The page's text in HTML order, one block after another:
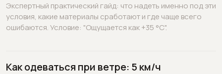
Экспертный практический гайд: что надеть именно под эти
условия, какие материалы сработают и где чаще всего
ошибаются. Условие: "Ощущается как +35 °C".
Как одеваться при ветре: 5 км/ч